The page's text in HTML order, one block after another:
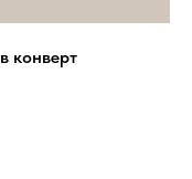
конверт